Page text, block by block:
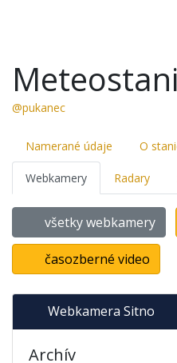
@pukanec
Namerané údaje O
Webkamery Radary
všetky webkamery
časozberné video
Webkamera Sitno
Archív